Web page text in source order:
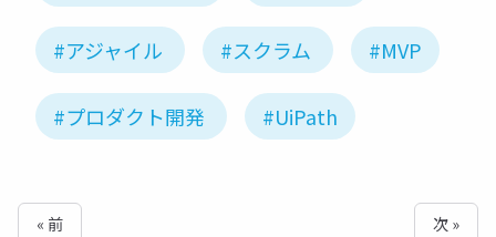
#アジャイル #スクラム #MVP
#プロダクト開発 #UiPath
« 前 次 »